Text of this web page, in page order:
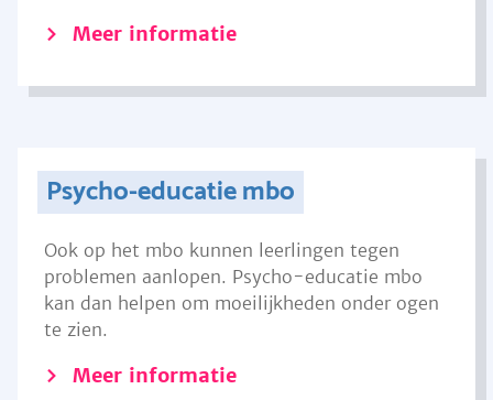
Meer informatie
Psycho-educatie mbo
Ook op het mbo kunnen leerlingen tegen
problemen aanlopen. Psycho-educatie mbo
kan dan helpen om moeilijkheden onder ogen
te zien.
Meer informatie